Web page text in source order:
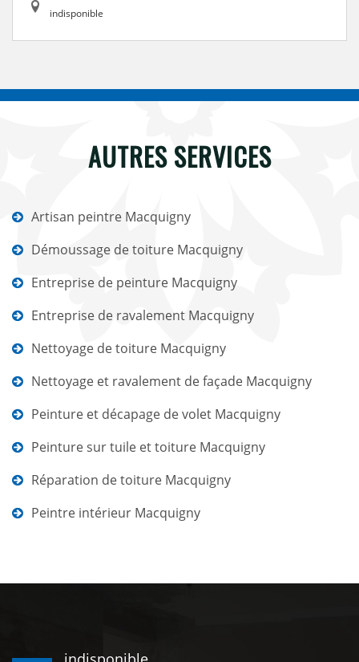
indisponible
AUTRES SERVICES
Artisan peintre Macquigny
Démoussage de toiture Macquigny
Entreprise de peinture Macquigny
Entreprise de ravalement Macquigny
Nettoyage de toiture Macquigny
Nettoyage et ravalement de façade Macquigny
Peinture et décapage de volet Macquigny
Peinture sur tuile et toiture Macquigny
Réparation de toiture Macquigny
Peintre intérieur Macquigny